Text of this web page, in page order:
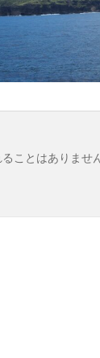
ことはありません